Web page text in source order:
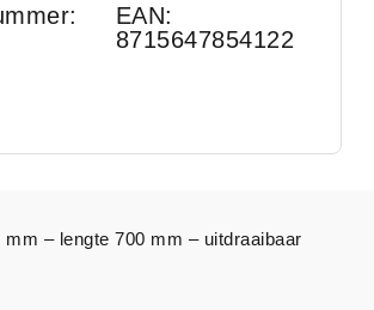
EAN:
8715647854122
– lengte 700 mm – uitdraaibaar